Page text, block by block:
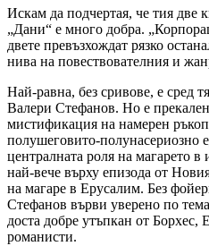
Искам да подчертая, че тия две
„Дани“ е много добра.
двете превъзхождат рязко
нива на повествователния и
Най-равна, без сривове, е сред
Валери Стефанов. Но е
мистификация на намерен
полушеговито-полунасериозно
централната роля на магарето в
най-вече върху епизода от
на магаре в Ерусалим. Без
Стефанов върви уверено по
доста добре утъпкан от Борхес,
романисти.